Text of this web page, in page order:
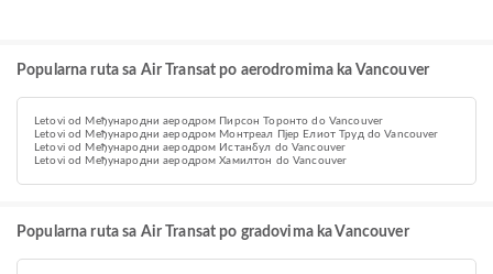
Popularna ruta sa Air Transat po aerodromima ka Vancouver
Letovi od Међународни аеродром Пирсон Торонто do Vancouver
Letovi od Међународни аеродром Монтреал Пјер Елиот Труд do Vancouver
Letovi od Међународни аеродром Истанбул do Vancouver
Letovi od Међународни аеродром Хамилтон do Vancouver
Popularna ruta sa Air Transat po gradovima ka Vancouver